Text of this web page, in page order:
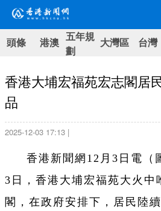
頭條 港澳 五年規
劃
大灣區 台灣
香港大埔宏福苑宏志閣居
品
2025-12-03 17:13 |
香港新聞網12月3日電
3日，香港大埔宏福苑大火中
閣，在政府安排下，居民陸